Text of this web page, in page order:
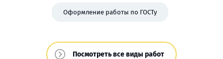
Оформление работы по ГОСТу
Посмотреть все виды работ